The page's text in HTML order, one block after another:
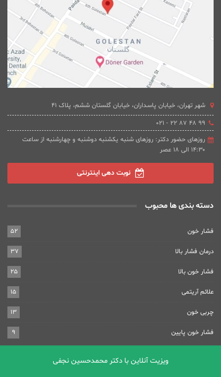
ویزیت آنلاین با دکتر محمدحسین نجفی
شهر تهران، خیابان پاسداران، خیابان گلستان ششم، پلاک 41
۹۹ ۴۸ ۸۷ ۲۲ - ۰۲۱
روزهای حضور دکتر: روزهای شنبه یکشنبه دوشنبه و چهارشنبه از ساعت
۱۴:۳۰ الی ۱۸ عصر
نوبت دهی اینترنتی
دسته بندی ها محبوب
فشار خون 52
درمان فشار بالا 37
فشار خون بالا 25
علائم آریتمی 15
چربی خون 13
فشار خون پایین 9